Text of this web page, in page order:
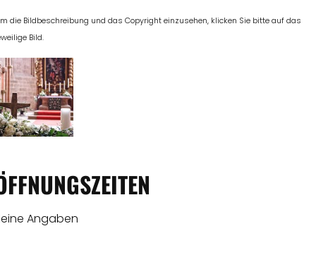
die Bildbeschreibung und das Copyright einzusehen, klicken Sie bitte auf das
Bild.
Angaben